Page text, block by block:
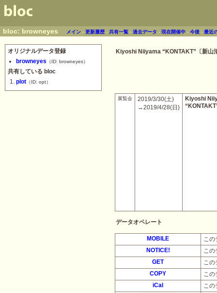
bloc: browneyes メイン -更新履歴 -共有一覧 -過去データ -現在開催中 -今後 -最近
オリジナルデータ登録
browneyes （ID: browneyes）
共有している bloc
plot（ID: opt）
Kiyoshi Niiyama “KONTAKT”〔新山
展覧会
2019/3/30(土)
→2019/4/28(日)
Kiyoshi
データオペレート
MOBILE
この
NOTICE!
この
GET
この
COPY
この
iCal
この